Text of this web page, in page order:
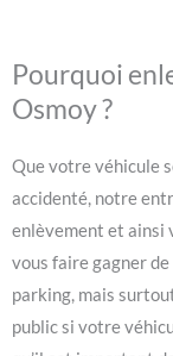
Pourquoi
Osmoy ?
Que votre véhicule
accidenté, notre
enlèvement et ainsi
vous faire gagner
parking, mais
public si votre